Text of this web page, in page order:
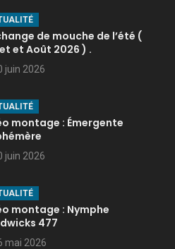
de mouche de l’été (
et Août 2026 ) .
juin 2026
montage : Émergente
juin 2026
montage : Nymphe
477
mai 2026